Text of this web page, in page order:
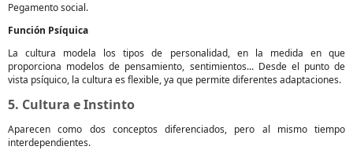
Pegamento social.
Función Psíquica
La cultura modela los tipos de personalidad, en la medida en que
proporciona modelos de pensamiento, sentimientos... Desde el punto de
vista psíquico, la cultura es flexible, ya que permite diferentes adaptaciones.
5. Cultura e Instinto
Aparecen como dos conceptos diferenciados, pero al mismo tiempo
interdependientes.